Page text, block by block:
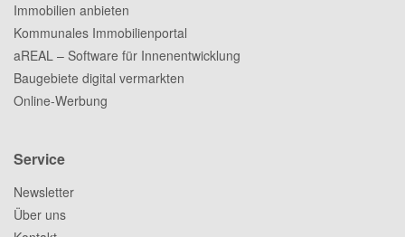
Immobilien anbieten
Kommunales Immobilienportal
aREAL – Software für Innenentwicklung
Baugebiete digital vermarkten
Online-Werbung
Service
Newsletter
Über uns